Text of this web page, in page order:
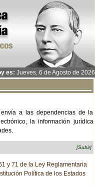
es: Jueves, 6 de Agosto de 2026
a las dependencias de la
la información jurídica
[Subir]
y 71 de la Ley Reglamentaria
Política de los Estados